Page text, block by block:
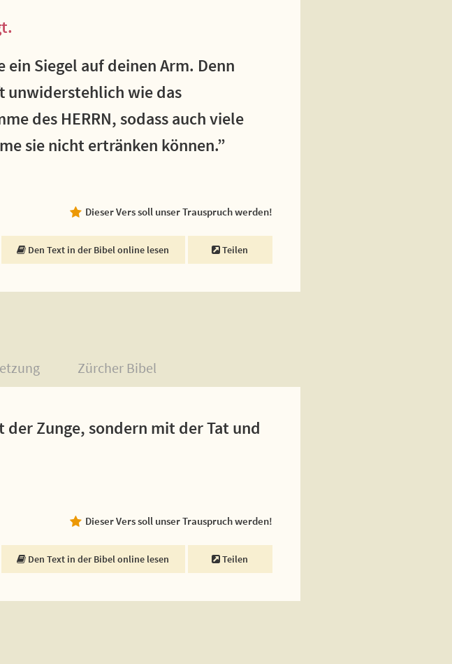
Siegel auf deinen Arm. Denn
unwiderstehlich wie das
des HERRN, sodass auch viele
sie nicht ertränken können.”
Dieser Vers soll unser Trauspruch werden!
Den Text in der Bibel online lesen Teilen
Zürcher Bibel
Zunge, sondern mit der Tat und
Dieser Vers soll unser Trauspruch werden!
Den Text in der Bibel online lesen Teilen